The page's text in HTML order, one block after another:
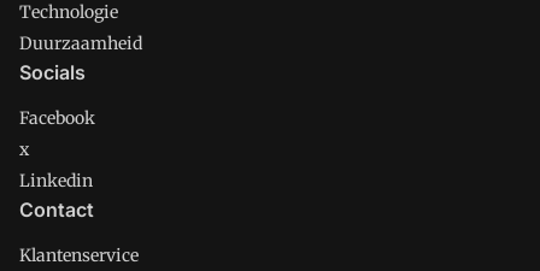
Technologie
Duurzaamheid
Socials
Facebook
x
Linkedin
Contact
Klantenservice